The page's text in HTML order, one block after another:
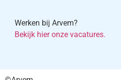
Werken bij Arvem?
Bekijk hier onze vacatures.